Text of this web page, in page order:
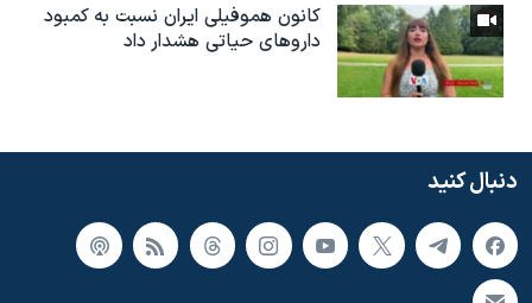
کانون هموفیلی ایران نسبت به کمبود
داروهای حیاتی هشدار داد
دنبال کنید